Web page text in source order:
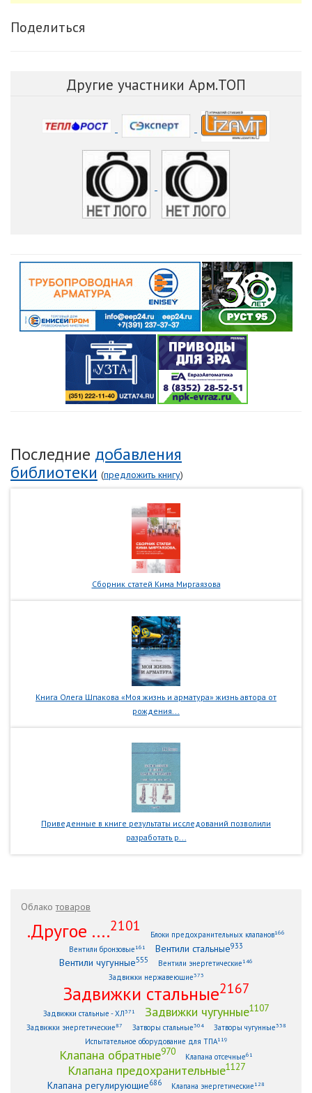
Поделиться
Другие участники Арм.ТОП
Последние добавления
библиотеки (предложить книгу)
Сборник статей Кима Миргаязова
Книга Олега Шпакова «Моя жизнь и арматура» жизнь автора от
рождения...
Приведенные в книге результаты исследований позволили
разработать р...
Облакотоваров
.Другое ....2101
Блоки предохранительных клапанов166
Вентили бронзовые161 Вентили стальные933
Вентили чугунные555 Вентили энергетические146
Задвижки нержавеющие373
Задвижки стальные2167
Задвижки стальные - ХЛ371 Задвижки чугунные1107
Задвижки энергетические87 Затворы стальные304 Затворы чугунные338
Испытательное оборудование для ТПА119
Клапана обратные970 Клапана отсечные61
Клапана предохранительные1127
Клапана регулирующие686 Клапана энергетические128